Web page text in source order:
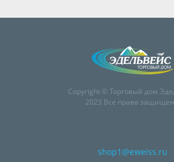
Способ монтажа: Скрытый
Copyright © Торговый дом
2023 Все права
shop1@eweiss.ru